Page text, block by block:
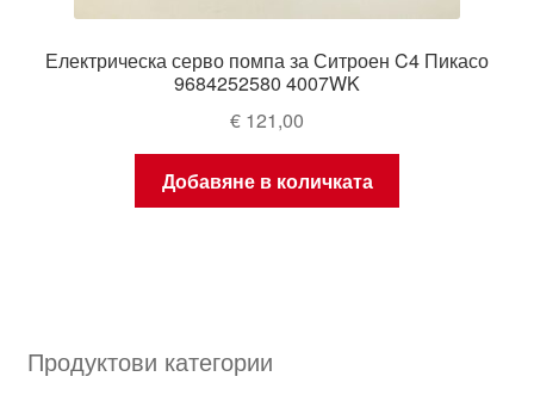
Електрическа серво помпа за Ситроен C4 Пикасо
9684252580 4007WK
€ 121,00
Добавяне в количката
Продуктови категории